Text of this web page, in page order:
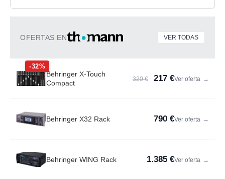
OFERTAS EN VER TODAS
-32%
Behringer X-Touch
Compact
320 € 217 €Ver oferta →
Behringer X32 Rack 790 €Ver oferta →
Behringer WING Rack 1.385 €Ver oferta →